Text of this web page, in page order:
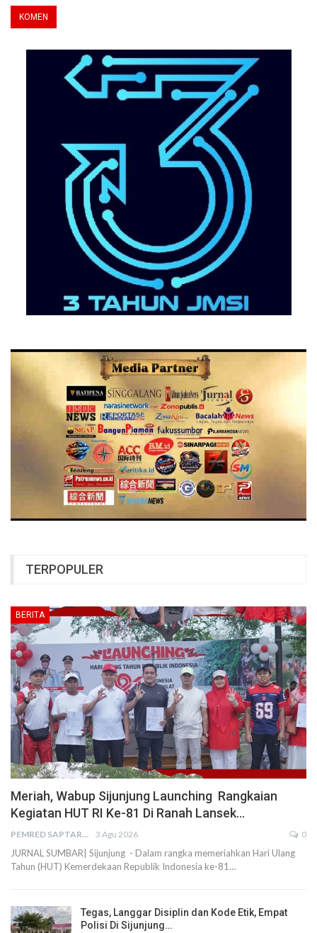
TERPOPULER
BERITA
Meriah, Wabup Sijunjung Launching Rangkaian
Kegiatan HUT RI Ke-81 Di Ranah Lansek…
PEMRED SAPTARIUS 3 Agu 2026 0
JURNAL SUMBAR| Sijunjung - Dalam rangka memeriahkan Hari Ulang
Tahun (HUT) Kemerdekaan Republik Indonesia ke-81…
Tegas, Langgar Disiplin dan Kode Etik, Empat
Polisi Di Sijunjung…